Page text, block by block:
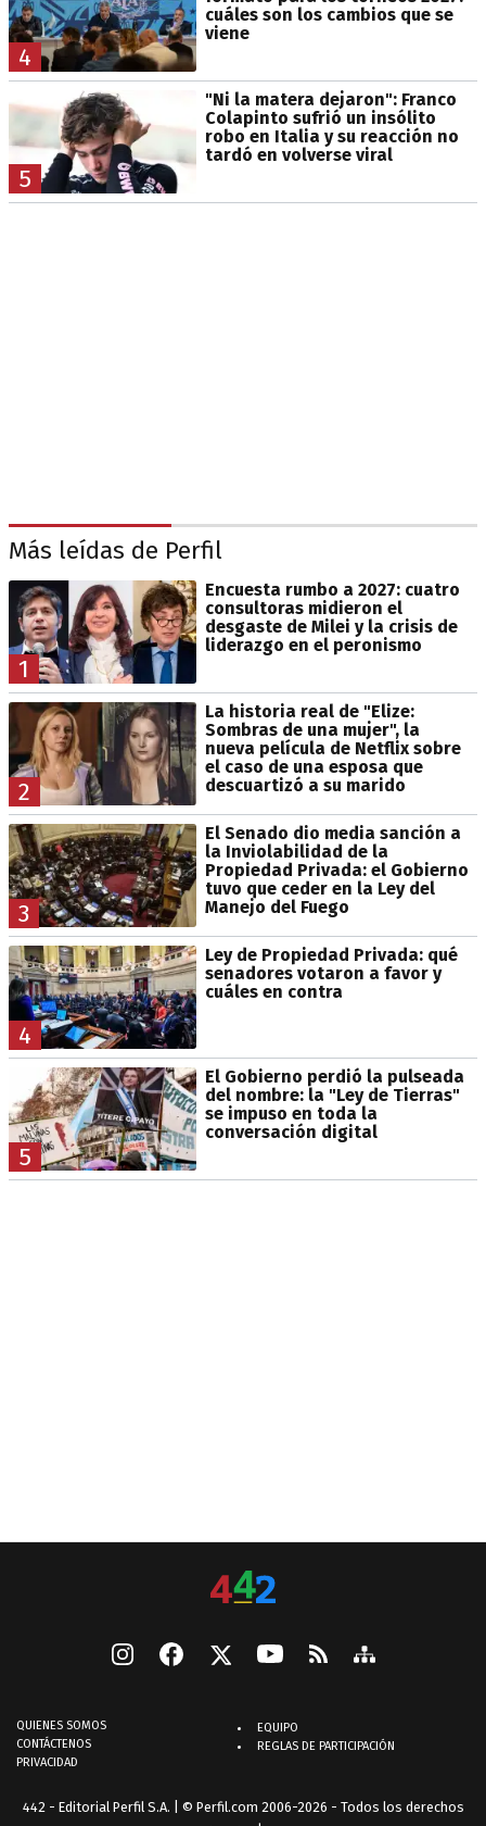
4
cuáles son los cambios que se
viene
5
"Ni la matera dejaron": Franco
Colapinto sufrió un insólito
robo en Italia y su reacción no
tardó en volverse viral
Más leídas de Perfil
1
Encuesta rumbo a 2027: cuatro
consultoras midieron el
desgaste de Milei y la crisis de
liderazgo en el peronismo
2
La historia real de "Elize:
Sombras de una mujer", la
nueva película de Netflix sobre
el caso de una esposa que
descuartizó a su marido
3
El Senado dio media sanción a
la Inviolabilidad de la
Propiedad Privada: el Gobierno
tuvo que ceder en la Ley del
Manejo del Fuego
4
Ley de Propiedad Privada: qué
senadores votaron a favor y
cuáles en contra
5
El Gobierno perdió la pulseada
del nombre: la "Ley de Tierras"
se impuso en toda la
conversación digital
QUIENES SOMOS
CONTÁCTENOS
PRIVACIDAD
EQUIPO
REGLAS DE PARTICIPACIÓN
442 - Editorial Perfil S.A. | © Perfil.com 2006-2026 - Todos los derechos